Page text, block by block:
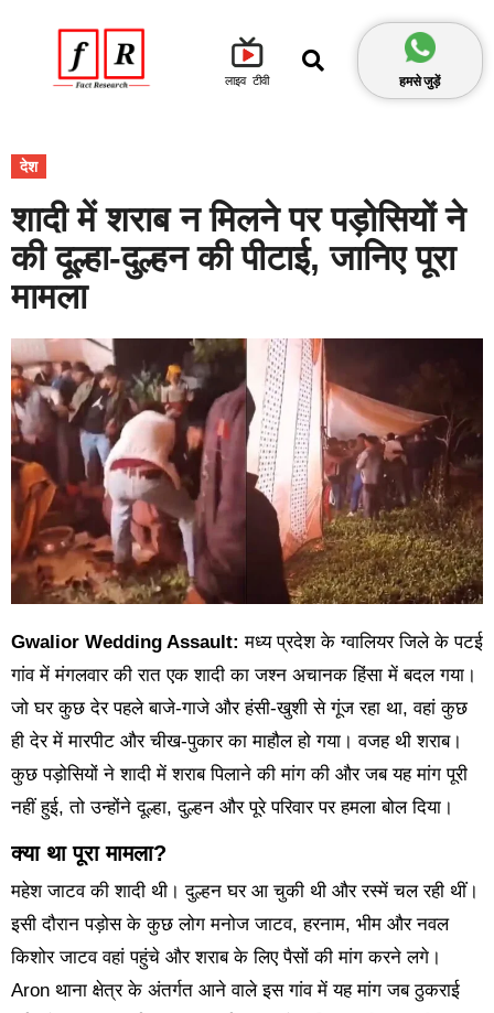
लाइव टीवी हमसे जुड़ें
देश
शादी में शराब न मिलने पर पड़ोसियों ने
की दूल्हा-दुल्हन की पीटाई, जानिए पूरा
मामला
Gwalior Wedding Assault: मध्य प्रदेश के ग्वालियर जिले के पटई
गांव में मंगलवार की रात एक शादी का जश्न अचानक हिंसा में बदल गया।
जो घर कुछ देर पहले बाजे-गाजे और हंसी-खुशी से गूंज रहा था, वहां कुछ
ही देर में मारपीट और चीख-पुकार का माहौल हो गया। वजह थी शराब।
कुछ पड़ोसियों ने शादी में शराब पिलाने की मांग की और जब यह मांग पूरी
नहीं हुई, तो उन्होंने दूल्हा, दुल्हन और पूरे परिवार पर हमला बोल दिया।
क्या था पूरा मामला?
महेश जाटव की शादी थी। दुल्हन घर आ चुकी थी और रस्में चल रही थीं।
इसी दौरान पड़ोस के कुछ लोग मनोज जाटव, हरनाम, भीम और नवल
किशोर जाटव वहां पहुंचे और शराब के लिए पैसों की मांग करने लगे।
Aron थाना क्षेत्र के अंतर्गत आने वाले इस गांव में यह मांग जब ठुकराई